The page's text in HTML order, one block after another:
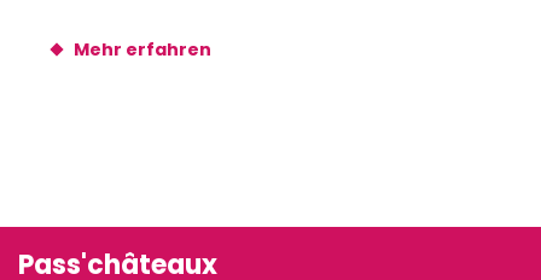
Mehr erfahren
Pass'châteaux